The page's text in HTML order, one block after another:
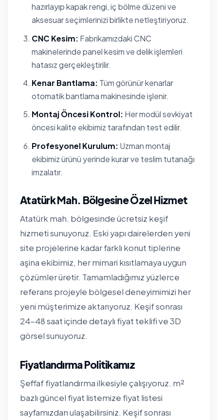
hazırlayıp kapak rengi, iç bölme düzeni ve
aksesuar seçimlerinizi birlikte netleştiriyoruz.
CNC Kesim: Fabrikamızdaki CNC
makinelerinde panel kesim ve delik işlemleri
hatasız gerçekleştirilir.
Kenar Bantlama: Tüm görünür kenarlar
otomatik bantlama makinesinde işlenir.
Montaj Öncesi Kontrol: Her modül sevkiyat
öncesi kalite ekibimiz tarafından test edilir.
Profesyonel Kurulum: Uzman montaj
ekibimiz ürünü yerinde kurar ve teslim tutanağı
imzalatır.
Atatürk Mah. Bölgesine Özel Hizmet
Atatürk mah. bölgesinde ücretsiz keşif
hizmeti sunuyoruz. Eski yapı dairelerden yeni
site projelerine kadar farklı konut tiplerine
aşina ekibimiz, her mimari kısıtlamaya uygun
çözümler üretir. Tamamladığımız yüzlerce
referans projeyle bölgesel deneyimimizi her
yeni müşterimize aktarıyoruz. Keşif sonrası
24-48 saat içinde detaylı fiyat teklifi ve 3D
görsel sunuyoruz.
Fiyatlandırma Politikamız
Şeffaf fiyatlandırma ilkesiyle çalışıyoruz. m²
bazlı güncel fiyat listemize fiyat listesi
sayfamızdanulaşabilirsiniz. Keşif sonrası